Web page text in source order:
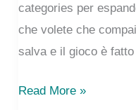
categories per
che volete che
salva e il gioco è fatto
Come
Read More »